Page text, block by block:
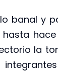
banal y
la